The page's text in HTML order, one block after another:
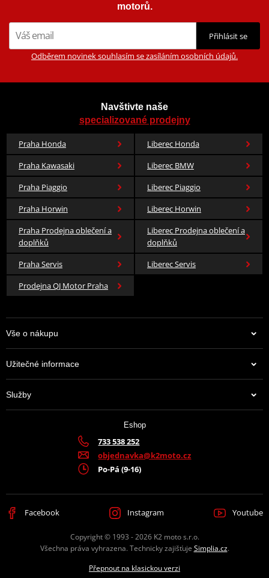
motorů.
Přihlásit se
Odběrem novinek souhlasím se zasíláním osobních údajů.
Navštivte naše
specializované prodejny
Praha Honda
Liberec Honda
Praha Kawasaki
Liberec BMW
Praha Piaggio
Liberec Piaggio
Praha Horwin
Liberec Horwin
Praha Prodejna oblečení a
doplňků
Liberec Prodejna oblečení a
doplňků
Praha Servis
Liberec Servis
Prodejna QJ Motor Praha
Vše o nákupu
Užitečné informace
Služby
Eshop
733 538 252
objednavka@k2moto.cz
Po-Pá (9-16)
Facebook Instagram Youtube
Copyright © 1993 - 2026 K2 moto s.r.o.
Všechna práva vyhrazena. Technicky zajišťuje Simplia.cz.
Přepnout na klasickou verzi